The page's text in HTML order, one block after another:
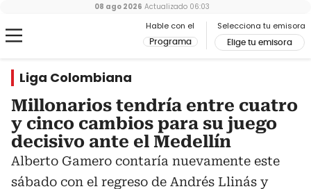
Hable con el
Programa
Selecciona tu emisora
Elige tu emisora
08 ago 2026 Actualizado 06:03
Liga Colombiana
Millonarios tendría entre cuatro
y cinco cambios para su juego
decisivo ante el Medellín
Alberto Gamero contaría nuevamente este
sábado con el regreso de Andrés Llinás y